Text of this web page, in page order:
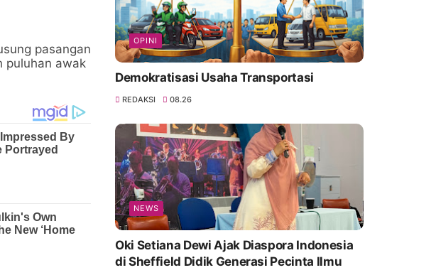
pasangan
puluhan awak
OPINI
Demokratisasi Usaha Transportasi
REDAKSI 08.26
NEWS
Oki Setiana Dewi Ajak Diaspora Indonesia
di Sheffield Didik Generasi Pecinta Ilmu